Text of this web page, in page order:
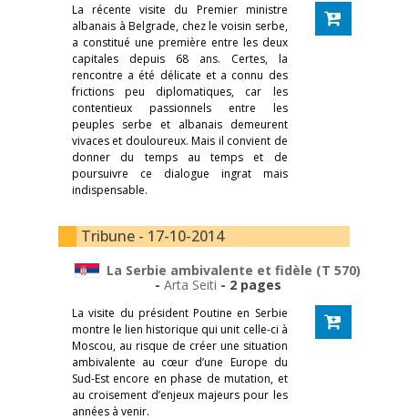
La récente visite du Premier ministre
albanais à Belgrade, chez le voisin serbe,
a constitué une première entre les deux
capitales depuis 68 ans. Certes, la
rencontre a été délicate et a connu des
frictions peu diplomatiques, car les
contentieux passionnels entre les
peuples serbe et albanais demeurent
vivaces et douloureux. Mais il convient de
donner du temps au temps et de
poursuivre ce dialogue ingrat mais
indispensable.
Tribune - 17-10-2014
La Serbie ambivalente et fidèle (T 570)
- Arta Seiti - 2 pages
La visite du président Poutine en Serbie
montre le lien historique qui unit celle-ci à
Moscou, au risque de créer une situation
ambivalente au cœur d’une Europe du
Sud-Est encore en phase de mutation, et
au croisement d’enjeux majeurs pour les
années à venir.